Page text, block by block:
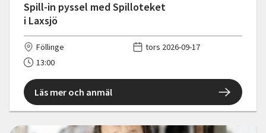
Spill-in pyssel med Spilloteket
i Laxsjö
Föllinge
tors 2026-09-17
13:00
Läs mer och anmäl